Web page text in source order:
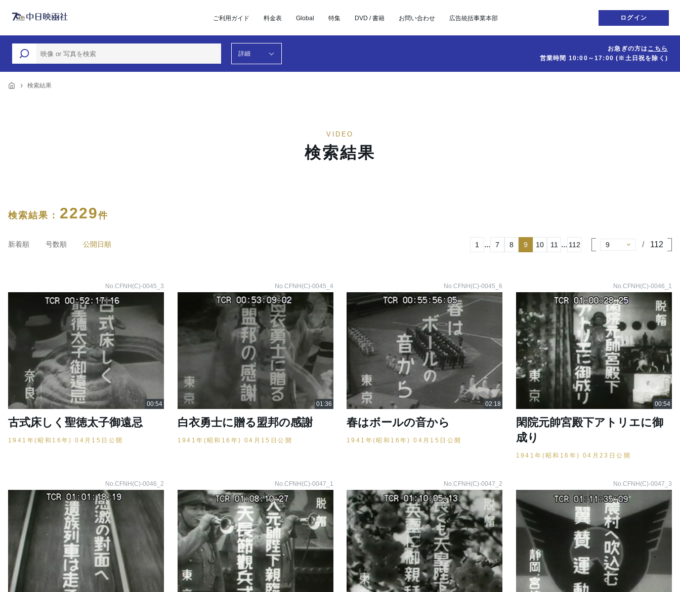
ご利用ガイド 料金表 Global 特集 DVD / 書籍 お問い合わせ 広告統括事業本部 ログイン
詳細
お急ぎの方はこちら
営業時間 10:00～17:00(※土日祝を除く)
検索結果
VIDEO
検索結果
検索結果 : 2229件
新着順 号数順 公開日順 1 ... 7 8 9 10 11 ... 112 112
No.CFNH(C)-0045_3
古式床しく聖徳太子御遠忌
1941年(昭和16年) 04月15日公開
No.CFNH(C)-0045_4
白衣勇士に贈る盟邦の感謝
1941年(昭和16年) 04月15日公開
No.CFNH(C)-0045_6
春はボールの音から
1941年(昭和16年) 04月15日公開
No.CFNH(C)-0046_1
閑院元帥宮殿下アトリエに御
成り
1941年(昭和16年) 04月23日公開
No.CFNH(C)-0046_2 No.CFNH(C)-0047_1 No.CFNH(C)-0047_2 No.CFNH(C)-0047_3